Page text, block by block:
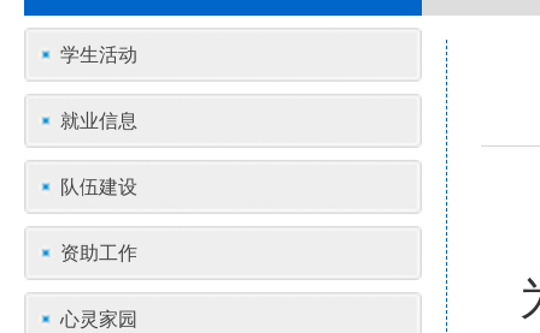
学生活动
就业信息
队伍建设
资助工作
心灵家园